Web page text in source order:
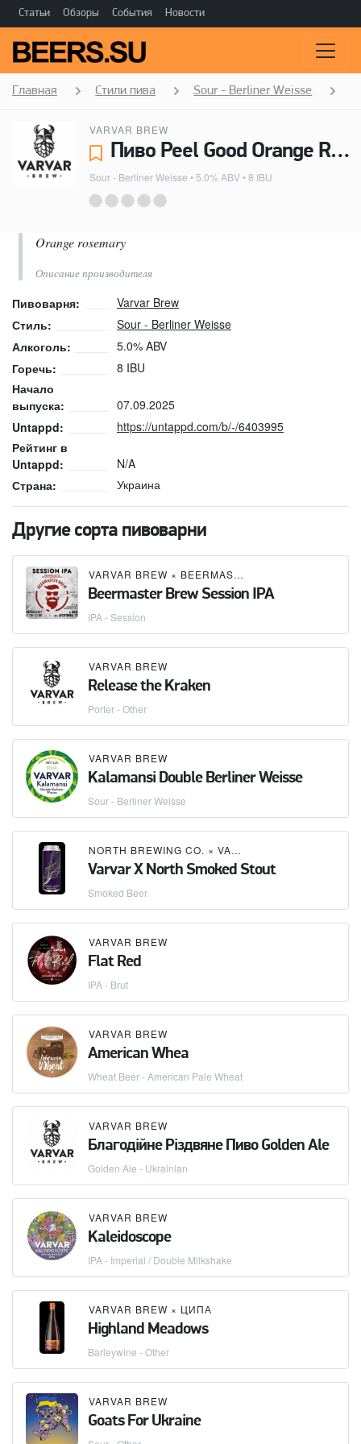
Статьи Обзоры События Новости
Главная Стили пива Sour - Berliner Weisse
VARVAR BREW
Пиво Peel Good Orange Rosemary - Varvar Brew
Sour - Berliner Weisse • 5.0% ABV • 8 IBU
Orange rosemary
Описание производителя
Пивоварня:
Varvar Brew
Стиль:
Sour - Berliner Weisse
Алкоголь:
5.0% ABV
Горечь:
8 IBU
Начало
выпуска:
07.09.2025
Untappd:
https://untappd.com/b/-/6403995
Рейтинг в
Untappd:
N/A
Страна:
Украина
Другие сорта пивоварни
VARVAR BREW × BEERMASTER BREW
Beermaster Brew Session IPA
IPA - Session
VARVAR BREW
Release the Kraken
Porter - Other
VARVAR BREW
Kalamansi Double Berliner Weisse
Sour - Berliner Weisse
NORTH BREWING CO. × VARVAR BREW
Varvar X North Smoked Stout
Smoked Beer
VARVAR BREW
Flat Red
IPA - Brut
VARVAR BREW
American Whea
Wheat Beer - American Pale Wheat
VARVAR BREW
Благодійне Різдвяне Пиво Golden Ale
Golden Ale - Ukrainian
VARVAR BREW
Kaleidoscope
IPA - Imperial / Double Milkshake
VARVAR BREW × ЦИПА
Highland Meadows
Barleywine - Other
VARVAR BREW
Goats For Ukraine